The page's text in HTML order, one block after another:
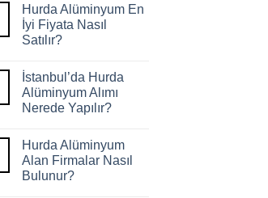
Hurda Alüminyum En
İyi Fiyata Nasıl
Satılır?
İstanbul’da Hurda
Alüminyum Alımı
Nerede Yapılır?
Hurda Alüminyum
Alan Firmalar Nasıl
Bulunur?